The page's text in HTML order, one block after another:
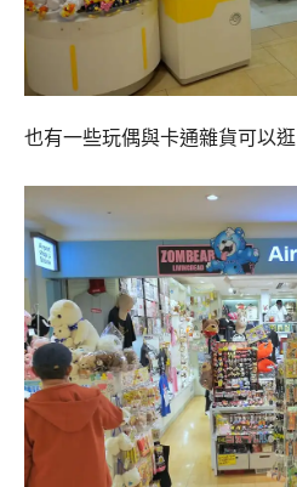
也有一些玩偶與卡通雜貨可以逛